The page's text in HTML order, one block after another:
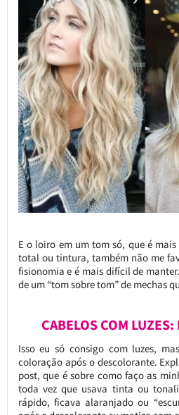
E o loiro em um tom só, que é
total ou tintura, também não me
fisionomia e é mais difícil de
de um “tom sobre tom” de mechas
CABELOS COM
Isso eu só consigo com luzes,
coloração após o descolorante.
post, que é sobre como faço as
toda vez que usava tinta ou
rápido, ficava alaranjado ou